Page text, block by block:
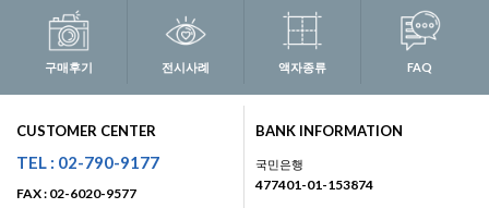
구매후기 전시사례 액자종류 FAQ
CUSTOMER CENTER
TEL : 02-790-9177
FAX : 02-6020-9577
BANK INFORMATION
국민은행
477401-01-153874